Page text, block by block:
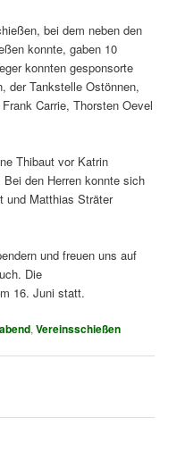
bei dem neben den
konnte, gaben 10
konnten gesponsorte
der Tankstelle Ostönnen,
Carrie, Thorsten Oevel
Thibaut vor Katrin
den Herren konnte sich
und Matthias Sträter
und freuen uns auf
Die
16. Juni statt.
,Vereinsschießen